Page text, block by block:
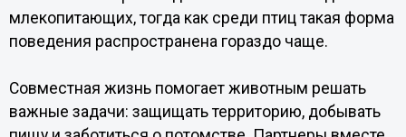
млекопитающих, тогда как среди птиц такая форма
поведения распространена гораздо чаще.
Совместная жизнь помогает животным решать
важные задачи: защищать территорию, добывать